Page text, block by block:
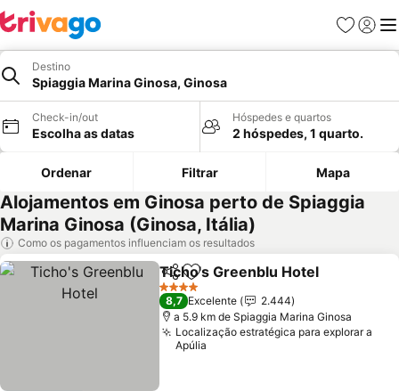
Favoritos
Iniciar
Destino
Spiaggia Marina Ginosa, Ginosa
Check-in/out
Escolha as datas
Hóspedes e quartos
2 hóspedes, 1 quarto.
Ordenar Filtrar Mapa
Alojamentos em Ginosa perto de Spiaggia
Marina Ginosa (Ginosa, Itália)
Como os pagamentos influenciam os resultados
PartilharAdicionar aos favoritos
Ticho's Greenblu Hotel
4 Estrelas
8,7 Excelente
2.444
a 5.9 km de Spiaggia Marina Ginosa
Localização estratégica para explorar a
Apúlia